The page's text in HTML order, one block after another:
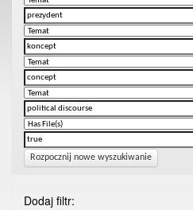
Rozpocznij nowe wyszukiwanie
Dodaj filtr: